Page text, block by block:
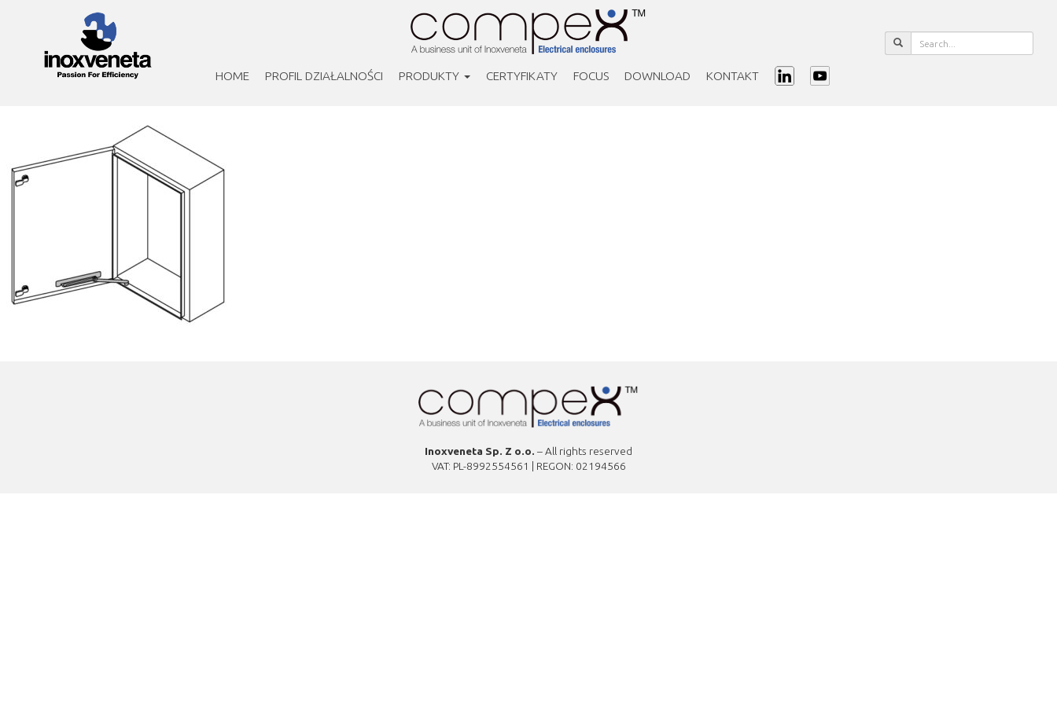
HOME PROFIL DZIAŁALNOŚCI PRODUKTY CERTYFIKATY FOCUS DOWNLOAD KONTAKT
Inoxveneta Sp. Z o.o. – All rights reserved
VAT: PL-8992554561 | REGON: 02194566